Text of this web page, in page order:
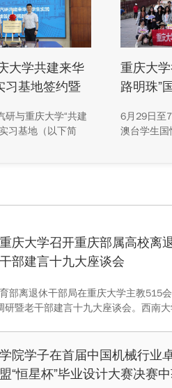
大学共建来华
习基地签约暨
研与重庆大学“共建
习基地（以下简
主任阳春出席活
共同参与。
重庆大
路明珠”
6月29日至
澳台学生
家在丝路
成就与发展
庆大学召开重庆部属高校离
部建言十九大座谈会
部离退休干部局在重庆大学主教515
研暨老干部建言十九大座谈会。西南
院学子在首届中国机械行业
“恒星杯”毕业设计大赛决赛